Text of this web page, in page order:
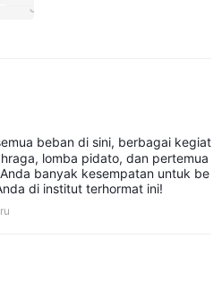
beban di sini, berbagai kegiat
lomba pidato, dan pertemua
banyak kesempatan untuk be
di institut terhormat ini!